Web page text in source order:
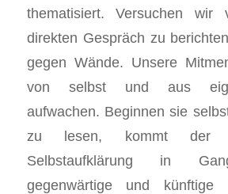
thematisiert. Versuchen wir
direkten Gespräch zu
gegen Wände. Unsere
von selbst und aus
aufwachen. Beginnen sie
zu lesen, kommt der
Selbstaufklärung in
gegenwärtige und künftige